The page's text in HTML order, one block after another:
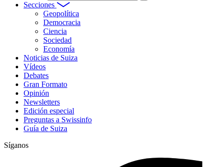
Secciones
Geopolítica
Democracia
Ciencia
Sociedad
Economía
Noticias de Suiza
Vídeos
Debates
Gran Formato
Opinión
Newsletters
Edición especial
Preguntas a Swissinfo
Guía de Suiza
Síganos